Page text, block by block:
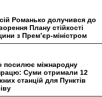
Романько долучився до
Плану стійкості
з Прем’єр-міністром
посилює міжнародну
Суми отримали 12
станцій для Пунктів